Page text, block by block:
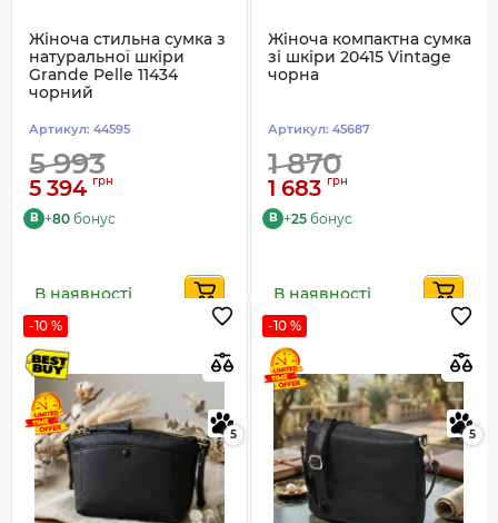
Жіноча стильна сумка з
натуральної шкіри
Grande Pelle 11434
чорний
Артикул: 44595
5 993
5 394 грн
B +80 бонус
В наявності
Жіноча компактна сумка
зі шкіри 20415 Vintage
чорна
Артикул: 45687
1 870
1 683 грн
B +25 бонус
В наявності
-10 %
5
-10 %
5